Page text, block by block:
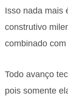
Isso nada mais
construtivo
combinado
Todo avanço
pois somente